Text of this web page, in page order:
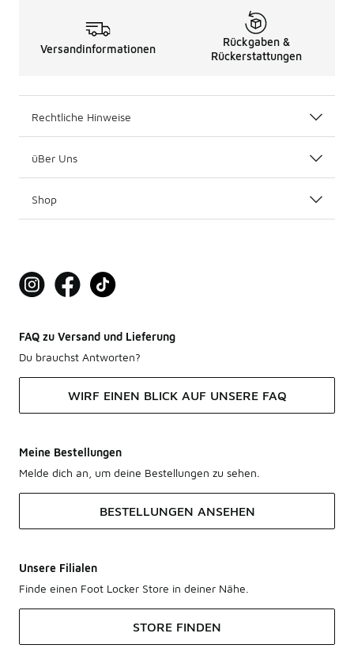
Versandinformationen
Rückgaben &
Rückerstattungen
Rechtliche Hinweise
üBer Uns
Shop
FAQ zu Versand und Lieferung
Du brauchst Antworten?
WIRF EINEN BLICK AUF UNSERE FAQ
Meine Bestellungen
Melde dich an, um deine Bestellungen zu sehen.
BESTELLUNGEN ANSEHEN
Unsere Filialen
Finde einen Foot Locker Store in deiner Nähe.
STORE FINDEN